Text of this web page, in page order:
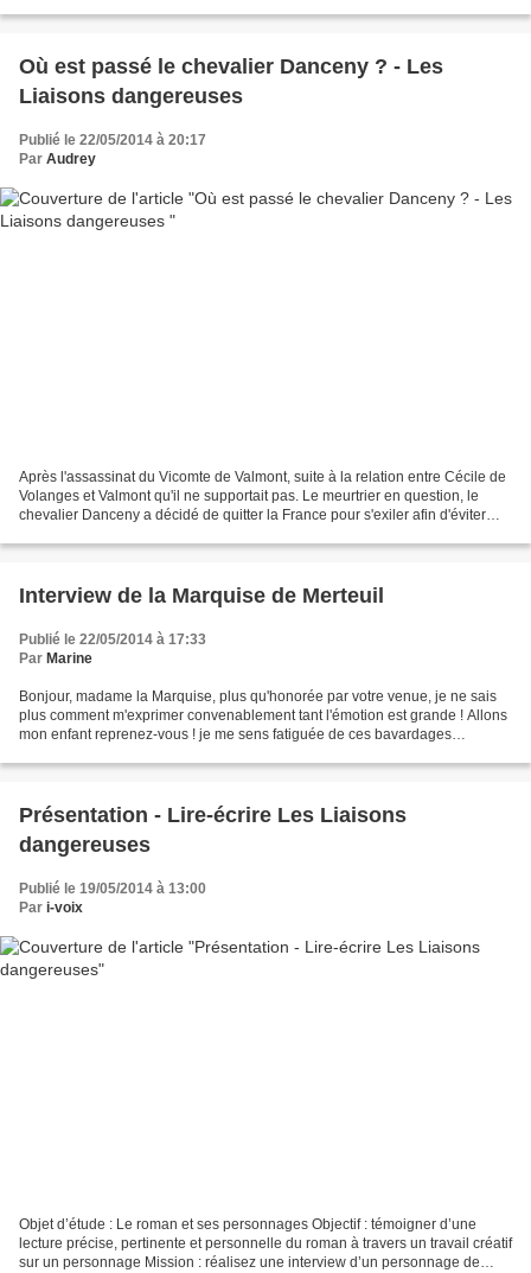
Où est passé le chevalier Danceny ? - Les
Liaisons dangereuses
Publié le 22/05/2014 à 20:17
Par Audrey
Après l'assassinat du Vicomte de Valmont, suite à la relation entre Cécile de
Volanges et Valmont qu'il ne supportait pas. Le meurtrier en question, le
chevalier Danceny a décidé de quitter la France pour s'exiler afin d'éviter
Interview de la Marquise de Merteuil
Publié le 22/05/2014 à 17:33
Par Marine
Bonjour, madame la Marquise, plus qu'honorée par votre venue, je ne sais
plus comment m'exprimer convenablement tant l'émotion est grande ! Allons
mon enfant reprenez-vous ! je me sens fatiguée de ces bavardages
Présentation - Lire-écrire Les Liaisons
dangereuses
Publié le 19/05/2014 à 13:00
Par i-voix
Objet d’étude : Le roman et ses personnages Objectif : témoigner d’une
lecture précise, pertinente et personnelle du roman à travers un travail créatif
sur un personnage Mission : réalisez une interview d’un personnage de